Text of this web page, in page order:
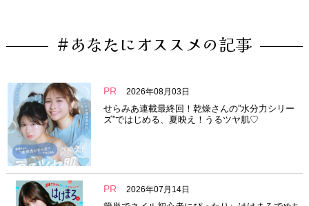
#あなたにオススメの記事
PR 2026年08月03日
せらみあ連載最終回！乾燥さんの”水分力シリー
ズ”ではじめる、夏映え！うるツヤ肌♡
PR 2026年07月14日